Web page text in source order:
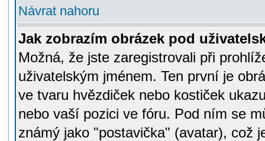
Návrat nahoru
Jak zobrazím obrázek pod
Možná, že jste zaregistrovali při
uživatelským jménem. Ten první je
ve tvaru hvězdiček nebo kostiček
nebo vaší pozici ve fóru. Pod ním se
známý jako "postavička" (avatar), což